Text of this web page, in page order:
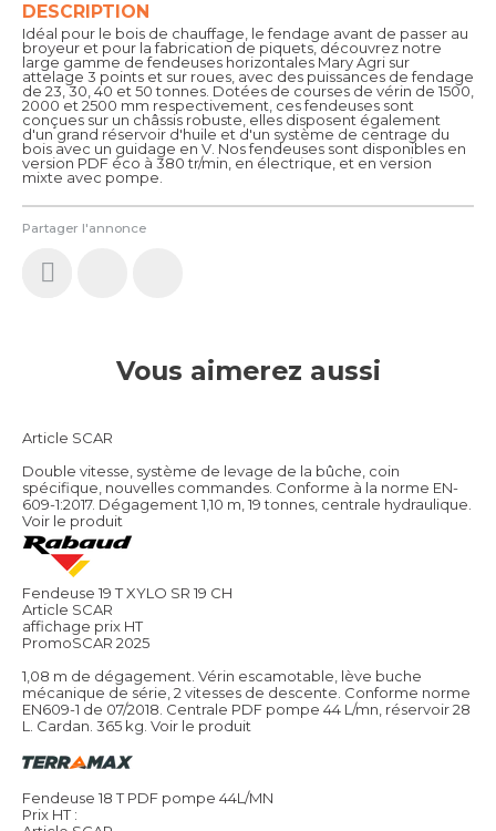
Partager l'annonce
DESCRIPTION
Idéal pour le bois de chauffage, le fendage avant de passer au
broyeur et pour la fabrication de piquets, découvrez notre
large gamme de fendeuses horizontales Mary Agri sur
attelage 3 points et sur roues, avec des puissances de fendage
de 23, 30, 40 et 50 tonnes. Dotées de courses de vérin de 1500,
2000 et 2500 mm respectivement, ces fendeuses sont
conçues sur un châssis robuste, elles disposent également
d'un grand réservoir d'huile et d'un système de centrage du
bois avec un guidage en V. Nos fendeuses sont disponibles en
version PDF éco à 380 tr/min, en électrique, et en version
mixte avec pompe.
Vous aimerez aussi
Article SCAR
Double vitesse, système de levage de la bûche, coin
spécifique, nouvelles commandes. Conforme à la norme EN-
609-1:2017. Dégagement 1,10 m, 19 tonnes, centrale hydraulique.
Voir le produit
Fendeuse 19 T XYLO SR 19 CH
Article SCAR
affichage prix HT
PromoSCAR 2025
1,08 m de dégagement. Vérin escamotable, lève buche
mécanique de série, 2 vitesses de descente. Conforme norme
EN609-1 de 07/2018. Centrale PDF pompe 44 L/mn, réservoir 28
L. Cardan. 365 kg. Voir le produit
Fendeuse 18 T PDF pompe 44L/MN
Prix HT :